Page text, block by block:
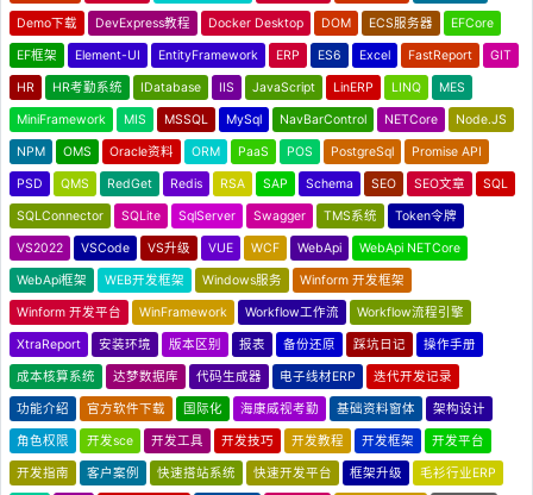
Demo下载 DevExpress教程 Docker Desktop DOM ECS服务器 EFCore
EF框架 Element-UI EntityFramework ERP ES6 Excel FastReport GIT
HR HR考勤系统 IDatabase IIS JavaScript LinERP LINQ MES
MiniFramework MIS MSSQL MySql NavBarControl NETCore Node.JS
NPM OMS Oracle资料 ORM PaaS POS PostgreSql Promise API
PSD QMS RedGet Redis RSA SAP Schema SEO SEO文章 SQL
SQLConnector SQLite SqlServer Swagger TMS系统 Token令牌
VS2022 VSCode VS升级 VUE WCF WebApi WebApi NETCore
WebApi框架 WEB开发框架 Windows服务 Winform 开发框架
Winform 开发平台 WinFramework Workflow工作流 Workflow流程引擎
XtraReport 安装环境 版本区别 报表 备份还原 踩坑日记 操作手册
成本核算系统 达梦数据库 代码生成器 电子线材ERP 迭代开发记录
功能介绍 官方软件下载 国际化 海康威视考勤 基础资料窗体 架构设计
角色权限 开发sce 开发工具 开发技巧 开发教程 开发框架 开发平台
开发指南 客户案例 快速搭站系统 快速开发平台 框架升级 毛衫行业ERP